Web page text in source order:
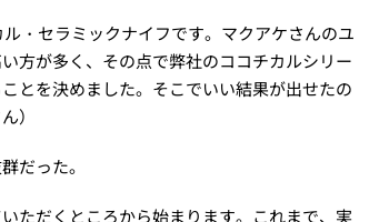
・セラミックナイフです。マクアケさんのユ
方が多く、その点で弊社のココチカルシリー
とを決めました。そこでいい結果が出せたの
）
だった。
ただくところから始まります。これまで、実